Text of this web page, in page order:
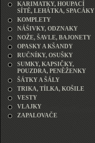
KARIMATKY, HOUPACÍ
SÍTĚ, LEHÁTKA, SPACÁKY
KOMPLETY
NÁŠIVKY, ODZNAKY
NOŽE, ŠAVLE, BAJONETY
OPASKY A KŠANDY
RUČNÍKY, OSUŠKY
SUMKY, KAPSIČKY,
POUZDRA, PENĚŽENKY
ŠÁTKY A ŠÁLY
TRIKA, TÍLKA, KOŠILE
VESTY
VLAJKY
ZAPALOVAČE